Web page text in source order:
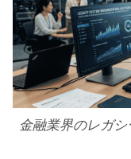
金融業界のレガ